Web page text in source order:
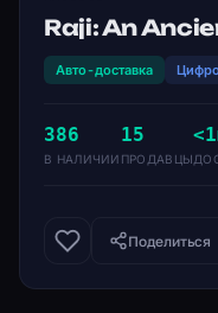
Raji: An
Авто-доставка
386
В НАЛИЧИИ
15
ПРОДАВЦЫ
Поделиться